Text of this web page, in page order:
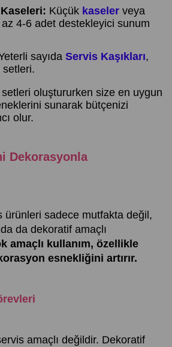
Küçük kaseler veya
4-6 adet destekleyici sunum
sayıda Servis Kaşıkları,
setleri.
oluştururken size en uygun
sunarak bütçenizi
olur.
Dekorasyonla
ürünleri sadece mutfakta değil,
da dekoratif amaçlı
amaçlı kullanım, özellikle
esnekliğini artırır.
amaçlı değildir. Dekoratif